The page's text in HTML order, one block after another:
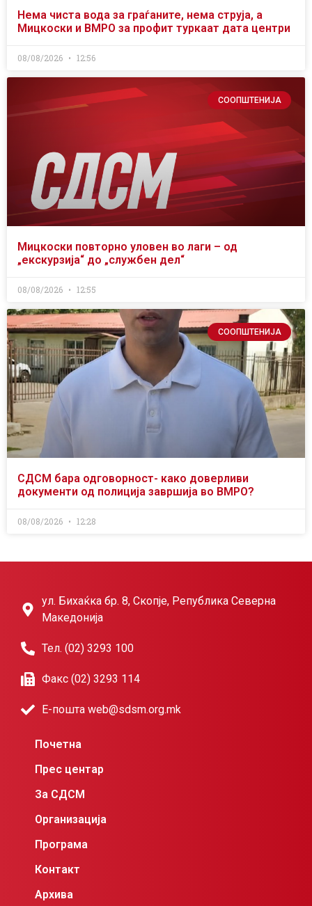
Нема чиста вода за граѓаните, нема струја, а
Мицкоски и ВМРО за профит туркаат дата центри
08/08/2026 12:56
СООПШТЕНИЈА
Мицкоски повторно уловен во лаги – од
„екскурзија“ до „службен дел“
08/08/2026 12:55
СООПШТЕНИЈА
СДСМ бара одговорност- како доверливи
документи од полиција завршија во ВМРО?
08/08/2026 12:28
ул. Бихаќка бр. 8, Скопје, Република Северна
Македонија
Тел. (02) 3293 100
Факс (02) 3293 114
Е-пошта web@sdsm.org.mk
Почетна
Прес центар
За СДСМ
Организација
Програма
Контакт
Архива